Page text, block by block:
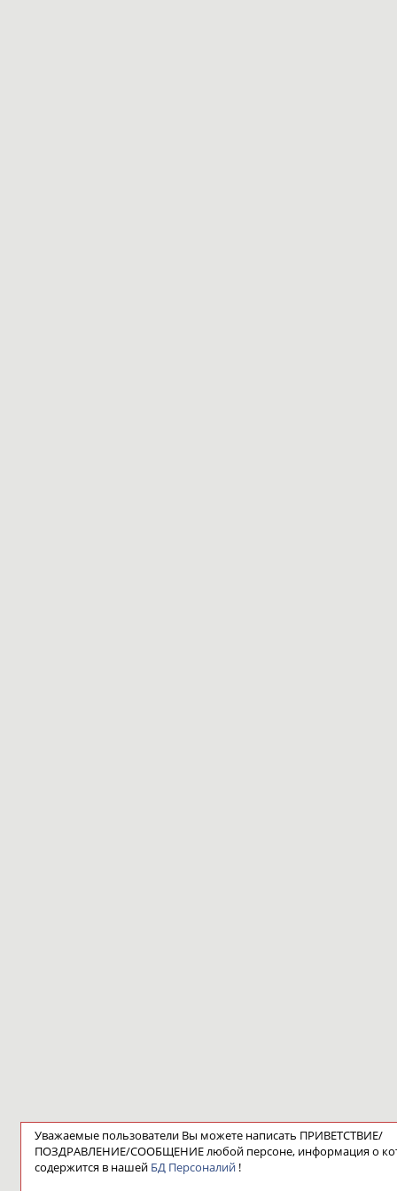
Уважаемые пользователи Вы можете написать ПРИВЕТСТВИЕ/
ПОЗДРАВЛЕНИЕ/СООБЩЕНИЕ любой персоне, информация о
содержится в нашей БД Персоналий !